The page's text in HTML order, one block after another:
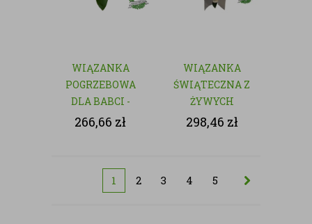
WIĄZANKA
POGRZEBOWA
DLA BABCI -
NATURALNA
266,66 zł
WIĄZANKA
ŚWIĄTECZNA Z
ŻYWYCH
KWIATÓW
298,46 zł
1 2 3 4 5